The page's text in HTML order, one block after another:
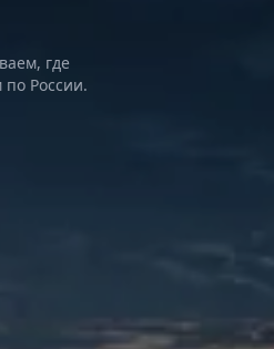
где
России.